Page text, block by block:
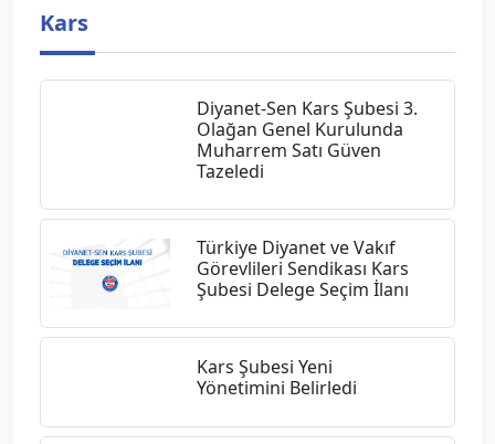
Kars
Diyanet-Sen Kars Şubesi 3.
Olağan Genel Kurulunda
Muharrem Satı Güven
Tazeledi
Türkiye Diyanet ve Vakıf
Görevlileri Sendikası Kars
Şubesi Delege Seçim İlanı
Kars Şubesi Yeni
Yönetimini Belirledi